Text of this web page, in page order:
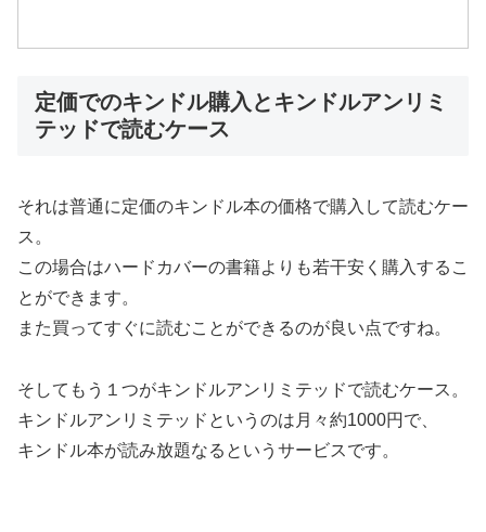
定価でのキンドル購入とキンドルアンリミ
テッドで読むケース
それは普通に定価のキンドル本の価格で購入して読むケー
ス。
この場合はハードカバーの書籍よりも若干安く購入するこ
とができます。
また買ってすぐに読むことができるのが良い点ですね。
そしてもう１つがキンドルアンリミテッドで読むケース。
キンドルアンリミテッドというのは月々約1000円で、
キンドル本が読み放題なるというサービスです。